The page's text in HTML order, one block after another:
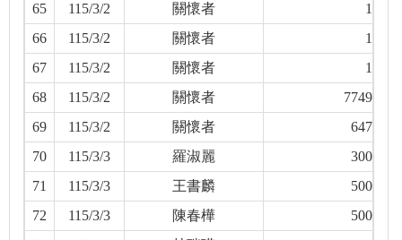
65
115/3/2 關懷者
1
66
115/3/2 關懷者
1
67
115/3/2 關懷者
1
68
115/3/2 關懷者
7749
69
115/3/2 關懷者
647
70
115/3/3 羅淑麗
300
71
115/3/3 王書麟
500
72
115/3/3 陳春樺
500